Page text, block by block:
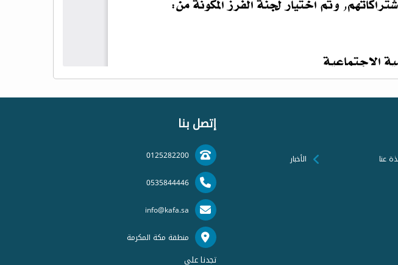
عنا الأخبار
إتصل بنا
0125282200
0535844446
info@kafa.sa
منطقة مكة المكرمة
تجدنا على